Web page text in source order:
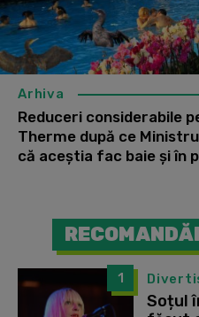
Arhiva
Reduceri considerabile
Therme după ce
că aceștia fac baie și în
1
Soțul